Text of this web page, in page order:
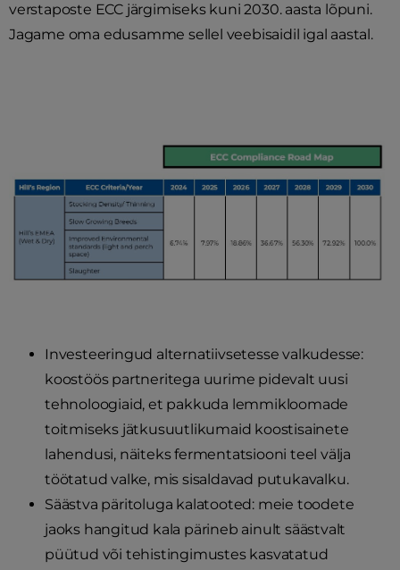
verstaposte ECC järgimiseks kuni 2030. aasta lõpuni.
Jagame oma edusamme sellel veebisaidil igal aastal.
Investeeringud alternatiivsetesse valkudesse:
koostöös partneritega uurime pidevalt uusi
tehnoloogiaid, et pakkuda lemmikloomade
toitmiseks jätkusuutlikumaid koostisainete
lahendusi, näiteks fermentatsiooni teel välja
töötatud valke, mis sisaldavad putukavalku.
Säästva päritoluga kalatooted: meie toodete
jaoks hangitud kala pärineb ainult säästvalt
püütud või tehistingimustes kasvatatud